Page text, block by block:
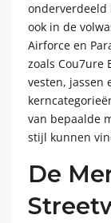
onderverdeeld
ook in de
Airforce en
zoals Cou7ure
vesten, jassen
van bepaalde
stijl kunnen
De